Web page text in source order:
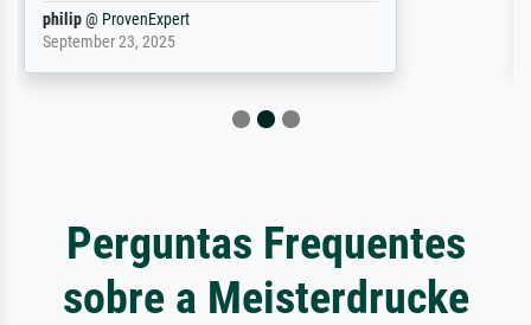
Jürgen@ProvenExpert
April 22, 2026
Perguntas Frequentes
sobre a Meisterdrucke